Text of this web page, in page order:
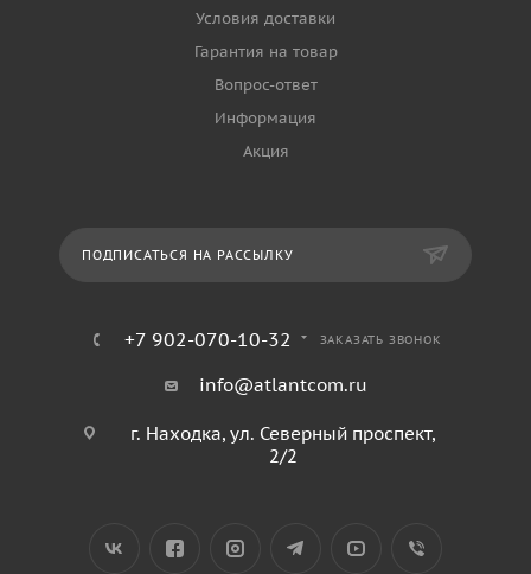
Условия доставки
Гарантия на товар
Вопрос-ответ
Информация
Акция
ПОДПИСАТЬСЯ НА РАССЫЛКУ
+7 902-070-10-32 ЗАКАЗАТЬ ЗВОНОК
info@atlantcom.ru
г. Находка, ул. Северный проспект,
2/2